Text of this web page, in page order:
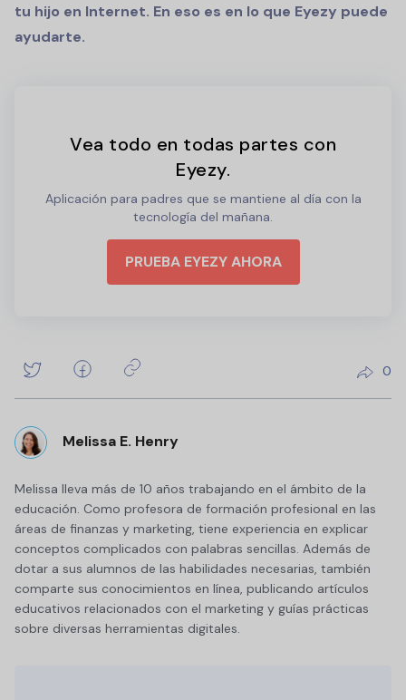
tu hijo en Internet. En eso es en lo que Eyezy puede
ayudarte.
Vea todo en todas partes con
Eyezy.
Aplicación para padres que se mantiene al día con la
tecnología del mañana.
PRUEBA EYEZY AHORA
0
Melissa E. Henry
Melissa lleva más de 10 años trabajando en el ámbito de la
educación. Como profesora de formación profesional en las
áreas de finanzas y marketing, tiene experiencia en explicar
conceptos complicados con palabras sencillas. Además de
dotar a sus alumnos de las habilidades necesarias, también
comparte sus conocimientos en línea, publicando artículos
educativos relacionados con el marketing y guías prácticas
sobre diversas herramientas digitales.